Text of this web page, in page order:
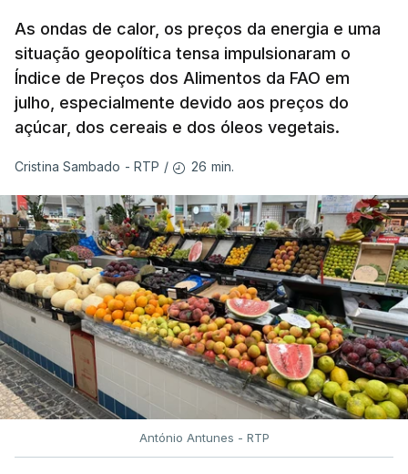
As ondas de calor, os preços da energia e uma
situação geopolítica tensa impulsionaram o
Índice de Preços dos Alimentos da FAO em
julho, especialmente devido aos preços do
açúcar, dos cereais e dos óleos vegetais.
Cristina Sambado - RTP / 26 min.
António Antunes - RTP